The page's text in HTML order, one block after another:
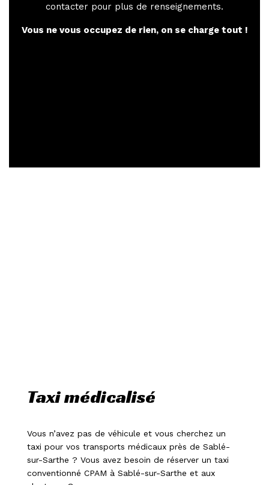
contacter pour plus de renseignements.
Vous ne vous occupez de rien, on se charge tout !
Taxi médicalisé
Vous n’avez pas de véhicule et vous cherchez un
taxi pour vos transports médicaux près de Sablé-
sur-Sarthe ? Vous avez besoin de réserver un taxi
conventionné CPAM à Sablé-sur-Sarthe et aux